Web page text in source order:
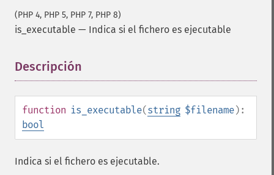
(PHP 4, PHP 5, PHP 7, PHP 8)
is_executable — Indica si el fichero es ejecutable
Descripción
function is_executable(string $filename):
bool
Indica si el fichero es ejecutable.